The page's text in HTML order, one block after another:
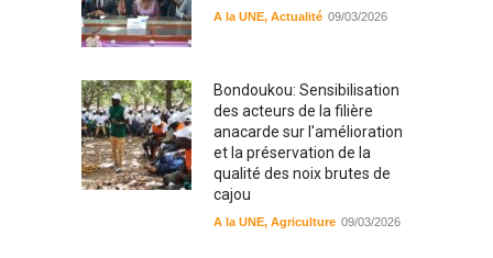
A la UNE, Actualité 09/03/2026
Bondoukou: Sensibilisation
des acteurs de la filière
anacarde sur l'amélioration
et la préservation de la
qualité des noix brutes de
cajou
A la UNE, Agriculture 09/03/2026